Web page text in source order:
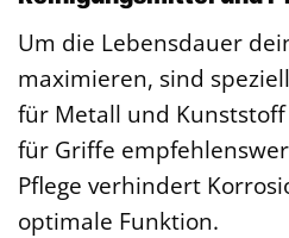
Um die Lebensdauer
maximieren, sind
für Metall und
für Griffe
Pflege verhindert
optimale Funktion.